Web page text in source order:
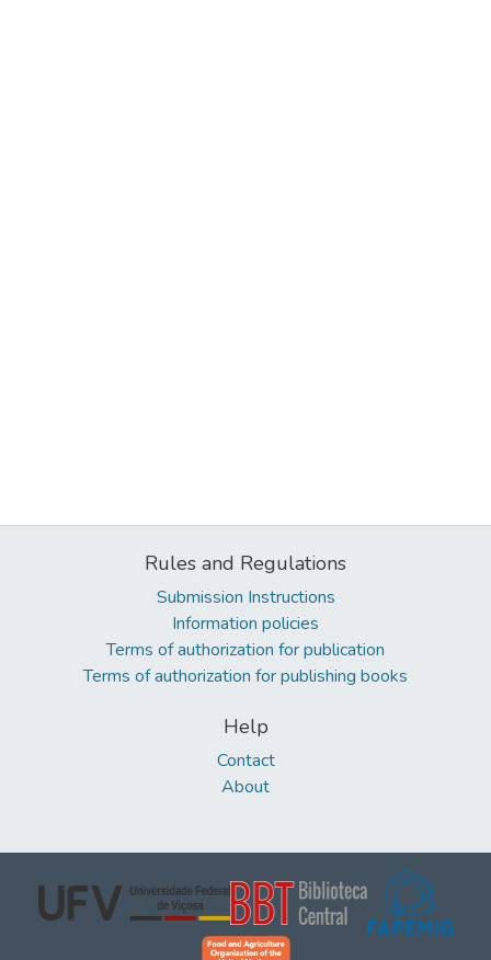
Rules and Regulations
Submission Instructions
Information policies
Terms of authorization for publication
Terms of authorization for publishing books
Help
Contact
About